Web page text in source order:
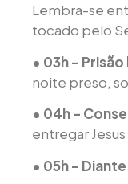
Lembra-se
tocado pelo
• 03h –
noite preso,
• 04h –
entregar Jesus
• 05h –